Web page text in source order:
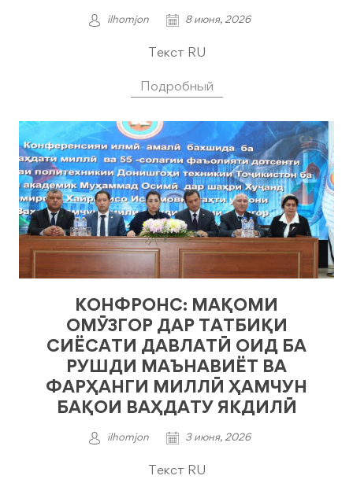
ilhomjon 8 июня, 2026
Текст RU
Подробный
КОНФРОНС: МАҚОМИ
ОМӮЗГОР ДАР ТАТБИҚИ
СИЁСАТИ ДАВЛАТӢ ОИД БА
РУШДИ МАЪНАВИЁТ ВА
ФАРҲАНГИ МИЛЛӢ ҲАМЧУН
БАҚОИ ВАҲДАТУ ЯКДИЛӢ
ilhomjon 3 июня, 2026
Текст RU